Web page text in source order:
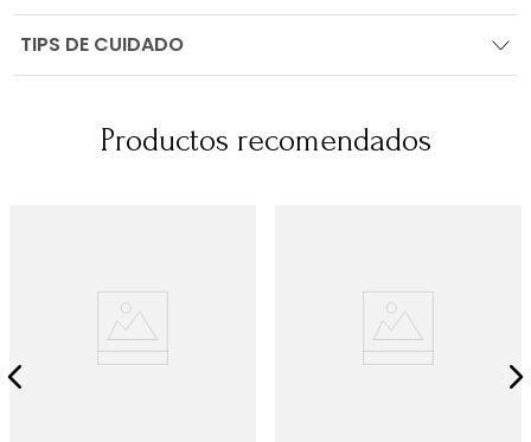
TIPS DE CUIDADO
Productos recomendados